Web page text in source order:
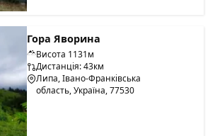
Гора Яворина
Висота 1131м
Дистанція: 43км
Липа, Івано-Франківська
область, Україна, 77530